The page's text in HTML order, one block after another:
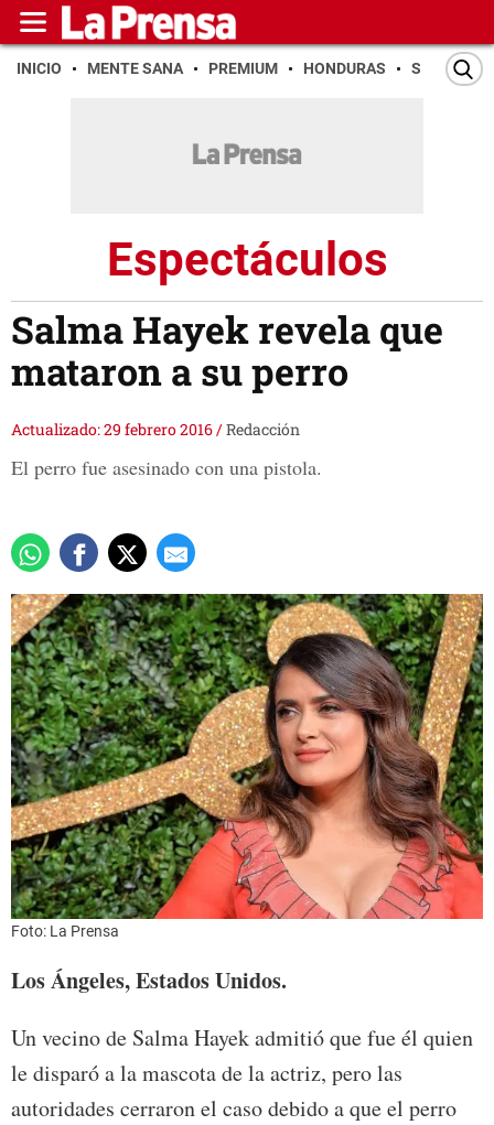
INICIO MENTE SANA PREMIUM HONDURAS SAN PEDRO
Espectáculos
Salma Hayek revela que
mataron a su perro
Actualizado: 29 febrero 2016/Redacción
El perro fue asesinado con una pistola.
Foto: La Prensa
Los Ángeles, Estados Unidos.
Un vecino de Salma Hayek admitió que fue él quien
le disparó a la mascota de la actriz, pero las
autoridades cerraron el caso debido a que el perro